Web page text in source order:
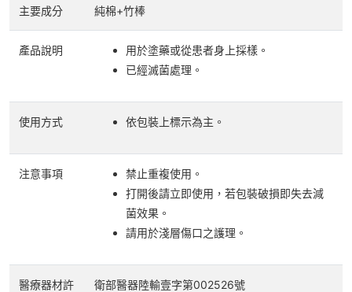
主要成分 純棉+竹棒
產品說明
用於塗藥或從患者身上採樣。
已經滅菌處理。
使用方式 依包裝上標示為主。
注意事項
禁止重複使用。
打開後請立即使用，若包裝破損即失去減
菌效果。
請用於淺層傷口之護理。
醫療器材許
衛部醫器陸輸壹字第002526號